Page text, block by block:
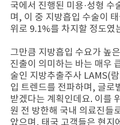
국에서 진행된 미용·성형 수
며, 이 중 지방흡입 수술이
위로 9.1%를 차지할 정도였
그만큼 지방흡입 수요가 높
진출이 의미하는 바는 매우
술인 지방추출주사 LAMS(
입 트렌드를 전파하며, 글로
받겠다는 계획인데요. 이를
원 전 방한해 국내 의료진들
았으며, 태국 고객들은 현지